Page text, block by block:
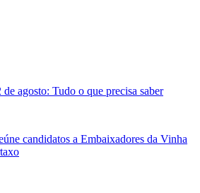
agosto: Tudo o que precisa saber
candidatos a Embaixadores da Vinha